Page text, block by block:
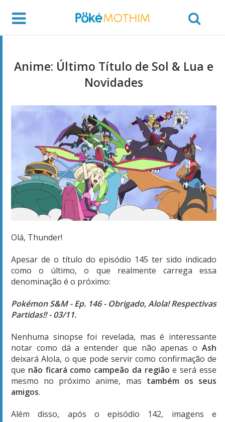
Anime: Último Título de Sol & Lua e
Novidades
Olá, Thunder!
Apesar de o título do episódio 145 ter sido indicado
como o último, o que realmente carrega essa
denominação é o próximo:
Pokémon S&M - Ep. 146 - Obrigado, Alola! Respectivas
Partidas!! - 03/11.
Nenhuma sinopse foi revelada, mas é interessante
notar como dá a entender que não apenas o Ash
deixará Alola, o que pode servir como confirmação de
que não ficará como campeão da região e será esse
mesmo no próximo anime, mas também os seus
amigos.
Além disso, após o episódio 142, imagens e